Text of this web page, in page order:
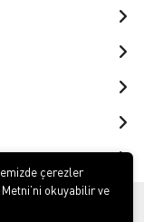
İÇİN
çerezler
okuyabilir ve